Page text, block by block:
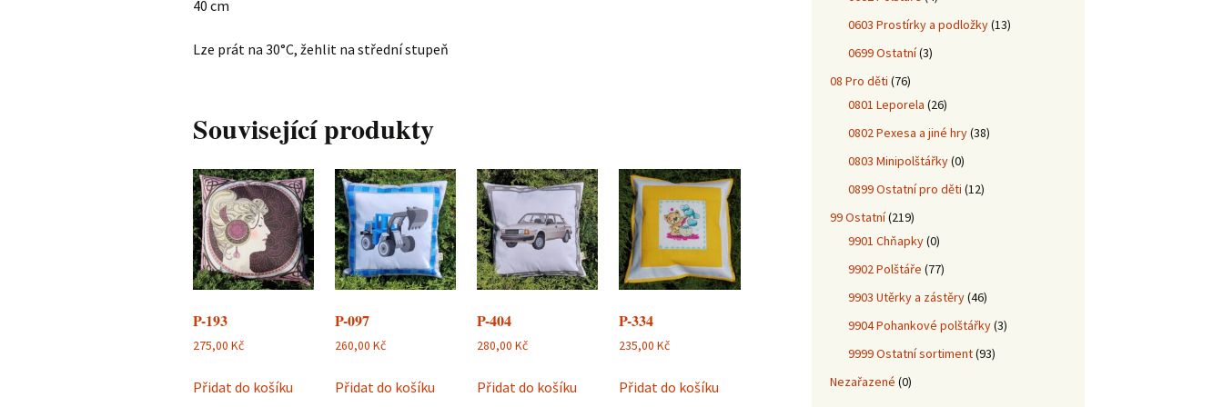
40 cm
Lze prát na 30°C, žehlit na střední stupeň
Související produkty
P-193
275,00 Kč
Přidat do košíku
P-097
260,00Kč
Přidat do košíku
P-404
280,00Kč
Přidat do košíku
P-334
235,00Kč
Přidat do košíku
0603 Prostírky a podložky(13)
0699 Ostatní(3)
08 Pro děti (76)
0801 Leporela (26)
0802 Pexesa a jiné hry(38)
0803 Minipolštářky(0)
0899 Ostatní pro děti (12)
99 Ostatní(219)
9901 Chňapky(0)
9902 Polštáře (77)
9903 Utěrky a zástěry(46)
9904 Pohankové polštářky(3)
9999 Ostatní sortiment(93)
Nezařazené (0)